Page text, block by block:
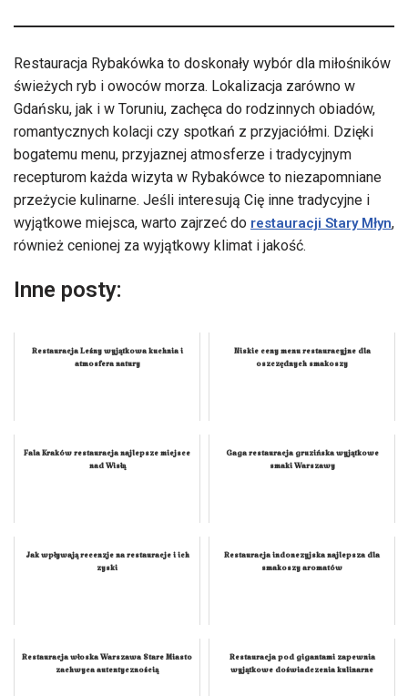
Restauracja Rybakówka to doskonały wybór dla miłośników
świeżych ryb i owoców morza. Lokalizacja zarówno w
Gdańsku, jak i w Toruniu, zachęca do rodzinnych obiadów,
romantycznych kolacji czy spotkań z przyjaciółmi. Dzięki
bogatemu menu, przyjaznej atmosferze i tradycyjnym
recepturom każda wizyta w Rybakówce to niezapomniane
przeżycie kulinarne. Jeśli interesują Cię inne tradycyjne i
wyjątkowe miejsca, warto zajrzeć do restauracji Stary Młyn,
również cenionej za wyjątkowy klimat i jakość.
Inne posty:
Restauracja Leśny wyjątkowa kuchnia i
atmosfera natury
Niskie ceny menu restauracyjne dla
oszczędnych smakoszy
Fala Kraków restauracja najlepsze miejsce
nad Wisłą
Gaga restauracja gruzińska wyjątkowe
smaki Warszawy
Jak wpływają recenzje na restauracje i ich
zyski
Restauracja indonezyjska najlepsza dla
smakoszy aromatów
Restauracja włoska Warszawa Stare Miasto
zachwyca autentycznością
Restauracja pod gigantami zapewnia
wyjątkowe doświadczenia kulinarne